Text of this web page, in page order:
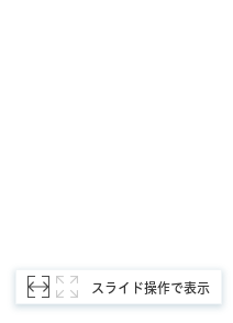
スライド操作で表示